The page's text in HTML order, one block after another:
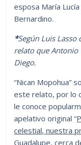
esposa María
Bernardino.
*Según Luis Lasso
relato que Antonio
Diego.
“Nican Mopohua”
este relato, por lo
le conoce
apelativo original “
celestial, nuestra
Guadalupe, cerca